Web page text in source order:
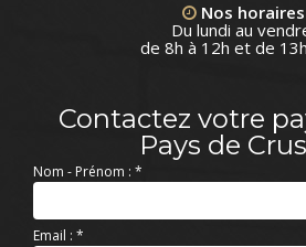
Nos horaires
Du lundi au
de 8h à 12h et de
Contactez votre
Pays de
Nom - Prénom : *
Email : *